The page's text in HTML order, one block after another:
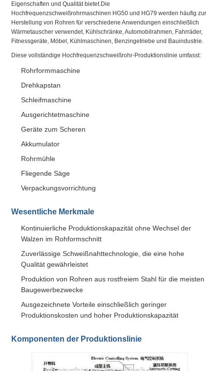
Eigenschaften und Qualität bietet.Die
Hochfrequenzschweißrohrmaschinen HG50 und HG79 werden häufig zur
Herstellung von Rohren für verschiedene Anwendungen einschließlich
Wärmetauscher verwendet, Kühlschränke, Automobilrahmen, Fahrräder,
Fitnessgeräte, Möbel, Kühlmaschinen, Benzingetriebe und Bauindustrie.
Diese vollständige Hochfrequenzschweißrohr-Produktionslinie umfasst:
Rohrformmaschine
Drehkapstan
Schleifmaschine
Ausgerichtetmaschine
Geräte zum Scheren
Akkumulator
Rohrmühle
Fliegende Säge
Verpackungsvorrichtung
Wesentliche Merkmale
Kontinuierliche Produktionskapazität ohne Wechsel der
Walzen im Rohformschnitt
Zuverlässige Schweißnahttechnologie, die eine hohe
Qualität gewährleistet
Produktion von Rohren aus rostfreiem Stahl für die meisten
Baugewerbezwecke
Ausgezeichnete Vorteile einschließlich geringer
Produktionskosten und hoher Produktionskapazität
Komponenten der Produktionslinie